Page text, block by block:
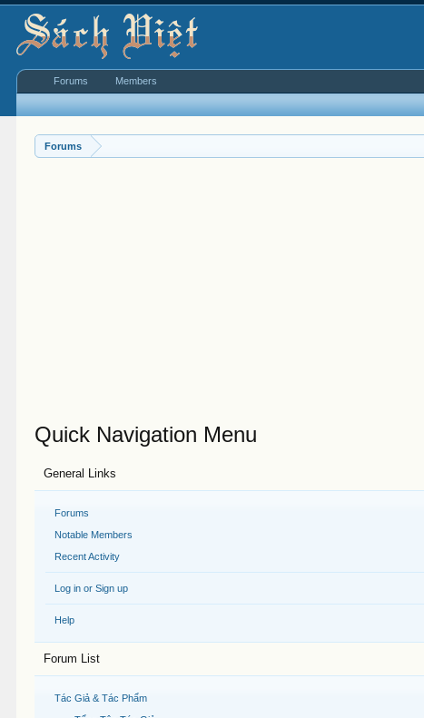
Forums
Quick Navigation Menu
General Links
Forums
Notable Members
Recent Activity
Log in or Sign up
Help
Forum List
Tác Giả & Tác Phẩm
Forums Members